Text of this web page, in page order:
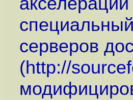
серверов
(http://